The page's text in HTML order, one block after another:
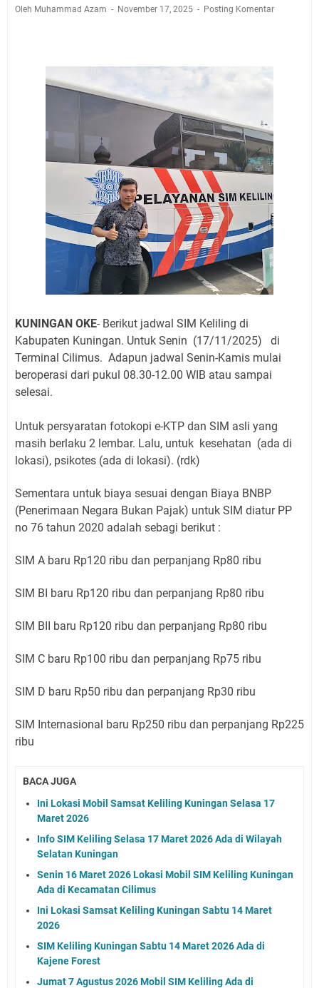
Polres Kuningan dan PAM Tirta Kamuning Salurakan
12 Ribu Liter
Uniku Jadi Tuan Rumah Pendampingan Penyusunan
Dokumen SPMI
Sudahkah Kita Merdeka Dari Hawa Nafsu?
Info Sembako di Pasar Kepuh Kuningan Kamis 6
Agustus 2026, Daging Naik, Telur Turun
Agenda Kegiatan Bupati Kuningan Jumat 7 Agustus
2026 Ada Tiga, Tapi yang Bakal Dihadiri Hanya Satu
Ini Empat Lokasi Samsat Keliling Kuningan Jumat 7
Agustus 2026
Oleh Muhammad Azam November 17, 2025 Posting Komentar
KUNINGAN OKE- Berikut jadwal SIM Keliling di
Kabupaten Kuningan. Untuk Senin (17/11/2025)
di
Terminal Cilimus. Adapun jadwal Senin-Kamis mulai
beroperasi dari pukul 08.30-12.00 WIB atau sampai
selesai.
Untuk persyaratan fotokopi e-KTP dan SIM asli yang
masih berlaku 2 lembar. Lalu, untuk kesehatan (ada di
lokasi), psikotes (ada di lokasi). (rdk)
Sementara untuk biaya sesuai dengan Biaya BNBP
(Penerimaan Negara Bukan Pajak) untuk SIM diatur PP
no 76 tahun 2020 adalah sebagi berikut :
SIM A baru Rp120 ribu dan perpanjang Rp80 ribu
SIM BI baru Rp120 ribu dan perpanjang Rp80 ribu
SIM BII baru Rp120 ribu dan perpanjang Rp80 ribu
SIM C baru Rp100 ribu dan perpanjang Rp75 ribu
SIM D baru Rp50 ribu dan perpanjang Rp30 ribu
SIM Internasional baru Rp250 ribu dan perpanjang Rp225
ribu
BACA JUGA
Ini Lokasi Mobil Samsat Keliling Kuningan Selasa 17
Maret 2026
Info SIM Keliling Selasa 17 Maret 2026 Ada di Wilayah
Selatan Kuningan
Senin 16 Maret 2026 Lokasi Mobil SIM Keliling Kuningan
Ada di Kecamatan Cilimus
Ini Lokasi Samsat Keliling Kuningan Sabtu 14 Maret
2026
SIM Keliling Kuningan Sabtu 14 Maret 2026 Ada di
Kajene Forest
Jumat 7 Agustus 2026 Mobil SIM Keliling Ada di